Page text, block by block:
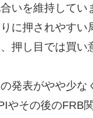
いを維持して
に押されやす
押し目では買い
発表がやや少な
やその後のFRB